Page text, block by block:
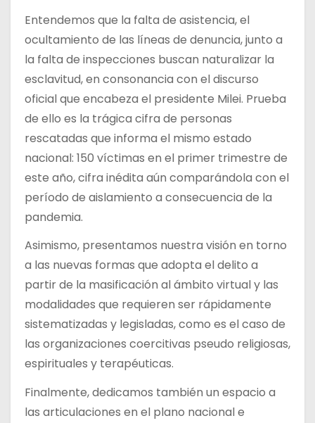
Entendemos que la falta de asistencia, el
ocultamiento de las líneas de denuncia, junto a
la falta de inspecciones buscan naturalizar la
esclavitud, en consonancia con el discurso
oficial que encabeza el presidente Milei. Prueba
de ello es la trágica cifra de personas
rescatadas que informa el mismo estado
nacional: 150 víctimas en el primer trimestre de
este año, cifra inédita aún comparándola con el
período de aislamiento a consecuencia de la
pandemia.
Asimismo, presentamos nuestra visión en torno
a las nuevas formas que adopta el delito a
partir de la masificación al ámbito virtual y las
modalidades que requieren ser rápidamente
sistematizadas y legisladas, como es el caso de
las organizaciones coercitivas pseudo religiosas,
espirituales y terapéuticas.
Finalmente, dedicamos también un espacio a
las articulaciones en el plano nacional e